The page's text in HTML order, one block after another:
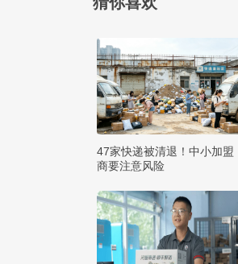
47家快递被清退！中小加盟
商要注意风险